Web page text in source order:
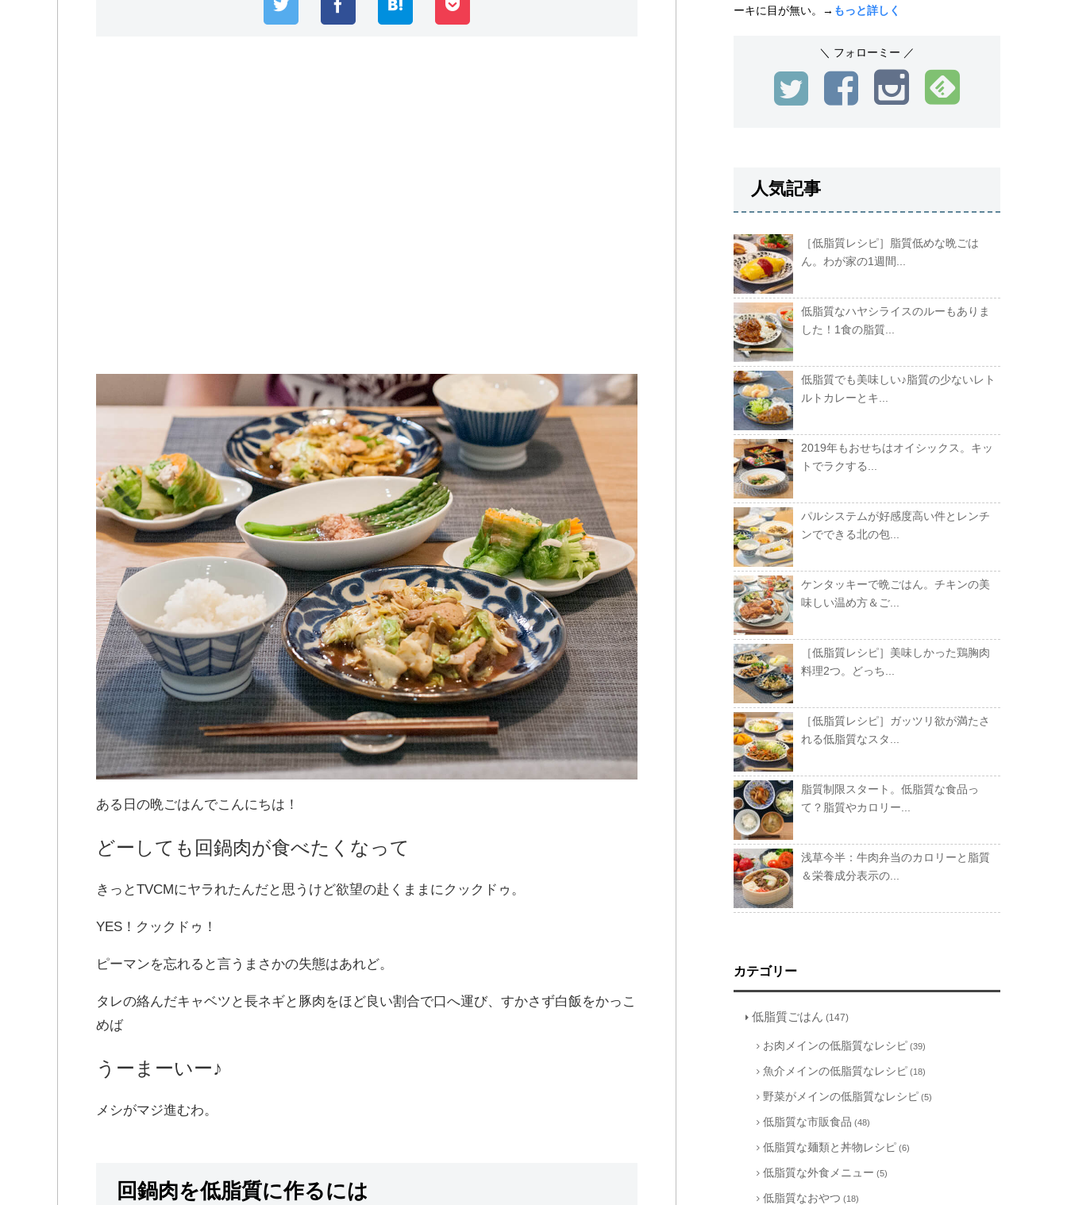
ある日の晩ごはんでこんにちは！
どーしても回鍋肉が食べたくなって
きっとTVCMにヤラれたんだと思うけど欲望の赴くままにクックドゥ。
YES！クックドゥ！
ピーマンを忘れると言うまさかの失態はあれど。
タレの絡んだキャベツと長ネギと豚肉をほど良い割合で口へ運び、すかさず白飯をかっこ
めば
うーまーいー♪
メシがマジ進むわ。
回鍋肉を低脂質に作るには
ーキに目が無い。→ もっと詳しく
＼ フォローミー ／
人気記事
［低脂質レシピ］脂質低めな晩ごは
ん。わが家の1週間...
低脂質なハヤシライスのルーもありま
した！1食の脂質...
低脂質でも美味しい♪脂質の少ないレト
ルトカレーとキ...
2019年もおせちはオイシックス。キッ
トでラクする...
パルシステムが好感度高い件とレンチ
ンでできる北の包...
ケンタッキーで晩ごはん。チキンの美
味しい温め方＆ご...
［低脂質レシピ］美味しかった鶏胸肉
料理2つ。どっち...
［低脂質レシピ］ガッツリ欲が満たさ
れる低脂質なスタ...
脂質制限スタート。低脂質な食品っ
て？脂質やカロリー...
浅草今半：牛肉弁当のカロリーと脂質
＆栄養成分表示の...
カテゴリー
低脂質ごはん (147)
お肉メインの低脂質なレシピ (39)
魚介メインの低脂質なレシピ (18)
野菜がメインの低脂質なレシピ (5)
低脂質な市販食品 (48)
低脂質な麺類と丼物レシピ (6)
低脂質な外食メニュー (5)
低脂質なおやつ (18)